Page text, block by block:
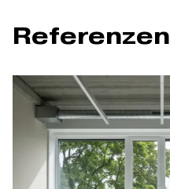
Referenzen